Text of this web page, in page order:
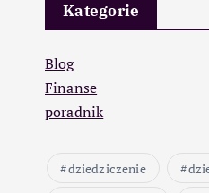
Kategorie
Blog
Finanse
poradnik
dziedziczenie